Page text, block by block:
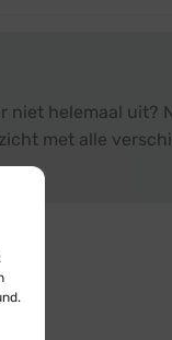
niet helemaal uit?
met alle